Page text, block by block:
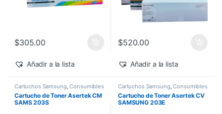
$305.00
Añadir a la lista
$520.00
Añadir a la lista
Cartuchos Samsung,Consumibles
para Impresoras Toner Asertek
Cartucho de Toner Asertek CM
SAMS 203S
Cartuchos Samsung,Consumibles
para Impresoras Toner Asertek
Cartucho de Toner Asertek CV
SAMSUNG 203E